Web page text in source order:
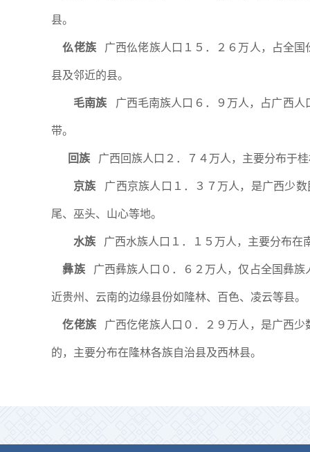
县。
仫佬族广西仫佬族人口１５．２６万人，占全国
县及邻近的县。
毛南族 广西毛南族人口６．９万人，占广西人
带。
回族 广西回族人口２．７４万人，主要分布于
京族 广西京族人口１．３７万人，是广西少
尾、巫头、山心等地。
水族 广西水族人口１．１５万人，主要分布在
彝族广西彝族人口０．６２万人，仅占全国彝族
近贵州、云南的边缘县份如隆林、百色、凌云等县。
仡佬族广西仡佬族人口０．２９万人，是广西少
的，主要分布在隆林各族自治县及西林县。